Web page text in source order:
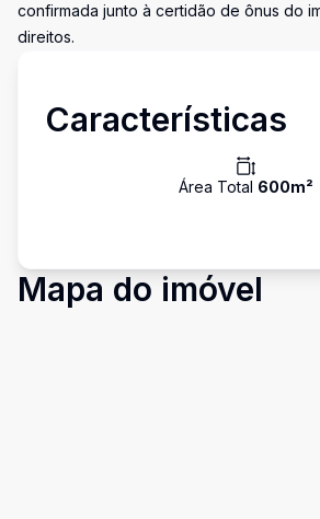
confirmada junto à certidão de ônus do
direitos.
Características
Área Total 600m²
Mapa do imóvel